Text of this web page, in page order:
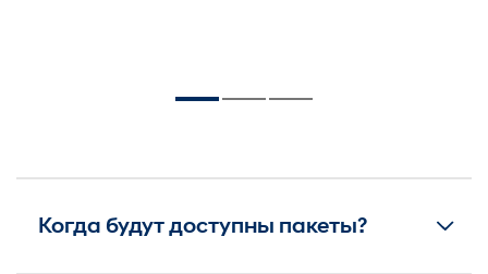
Когда будут доступны пакеты?